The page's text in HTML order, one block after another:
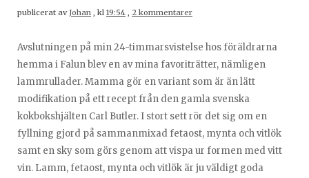
publicerat avJohan , kl 19:54 , 2 kommentarer
Avslutningen på min 24-timmarsvistelse hos föräldrarna
hemma i Falun blev en av mina favoriträtter, nämligen
lammrullader. Mamma gör en variant som är än lätt
modifikation på ett recept från den gamla svenska
kokbokshjälten Carl Butler. I stort sett rör det sig om en
fyllning gjord på sammanmixad fetaost, mynta och vitlök
samt en sky som görs genom att vispa ur formen med vitt
vin. Lamm, fetaost, mynta och vitlök är ju väldigt goda